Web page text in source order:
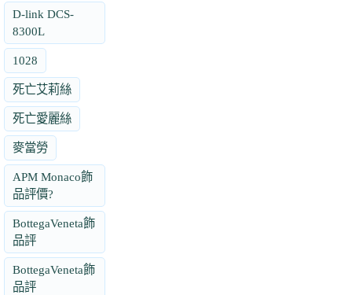
D-link DCS-
8300L
1028
死亡艾莉絲
死亡愛麗絲
麥當勞
APM Monaco飾
品評價?
BottegaVeneta飾
品評
BottegaVeneta飾
品評